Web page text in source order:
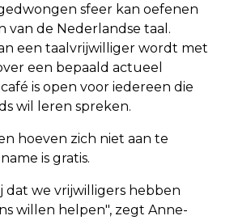
sfeer kan oefenen
van de Nederlandse taal.
een taalvrijwilliger wordt met
een bepaald actueel
is open voor iedereen die
wil leren spreken.
hoeven zich niet aan te
is gratis.
dat we vrijwilligers hebben
willen helpen", zegt Anne-